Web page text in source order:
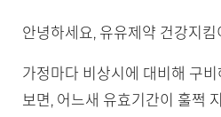
안녕하세요, 유유제약 건강지킴
가정마다 비상시에 대비해 구
보면, 어느새 유효기간이 훌쩍